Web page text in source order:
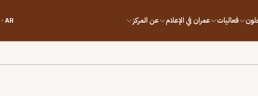
فعاليات عمران في الإعلام عن المركز AR